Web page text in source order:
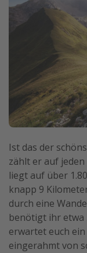
Ist das der
zählt er auf jeden
liegt auf über
knapp 9
durch eine
benötigt ihr etwa
erwartet euch
eingerahmt von